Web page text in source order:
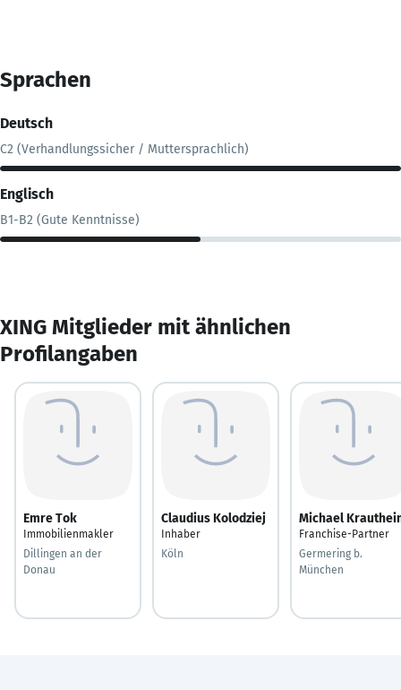
Sprachen
Deutsch
C2 (Verhandlungssicher / Muttersprachlich)
Englisch
B1-B2 (Gute Kenntnisse)
XING Mitglieder mit ähnlichen
Profilangaben
Emre Tok
Immobilienmakler
Dillingen an der
Donau
Claudius Kolodziej
Inhaber
Köln
Michael
Franchise-Partner
Germering b.
München